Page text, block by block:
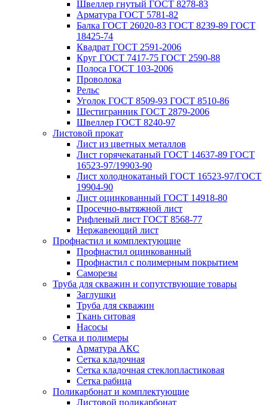
Швеллер гнутый ГОСТ 8278-83
Арматура ГОСТ 5781-82
Балка ГОСТ 26020-83 ГОСТ 8239-89 ГОСТ
18425-74
Квадрат ГОСТ 2591-2006
Круг ГОСТ 7417-75 ГОСТ 2590-88
Полоса ГОСТ 103-2006
Проволока
Рельс
Уголок ГОСТ 8509-93 ГОСТ 8510-86
Шестигранник ГОСТ 2879-2006
Швеллер ГОСТ 8240-97
Листовой прокат
Лист из цветных металлов
Лист горячекатаный ГОСТ 14637-89 ГОСТ
16523-97/19903-90
Лист холоднокатаный ГОСТ 16523-97/ГОСТ
19904-90
Лист оцинкованный ГОСТ 14918-80
Просечно-вытяжной лист
Рифленый лист ГОСТ 8568-77
Нержавеющий лист
Профнастил и комплектующие
Профнастил оцинкованный
Профнастил с полимерным покрытием
Саморезы
Труба для скважин и сопутствующие товары
Заглушки
Труба для скважин
Ткань ситовая
Насосы
Сетка и полимеры
Арматура АКС
Сетка кладочная
Сетка кладочная стеклопластиковая
Сетка рабица
Поликарбонат и комплектующие
Листовой поликарбонат